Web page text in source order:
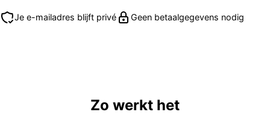
Je e-mailadres blijft privé Geen betaalgegevens nodig
Zo werkt het